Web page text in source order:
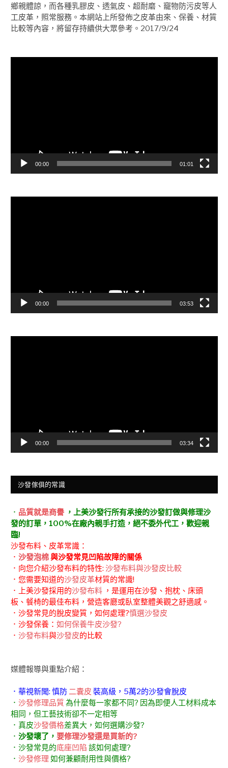
鄉親體諒，而各種乳膠皮、透氣皮、超耐磨、竉物防污皮等人
工皮革，照常服務。本網站上所發佈之皮革由來、保養、材質
比較等內容，將留存持續供大眾參考。2017/9/24
00:00 01:01
00:00 03:53
00:00 03:34
沙發傢俱的常識
． 品質就是商譽 ，上美沙發行所有承接的沙發訂做與修理沙
發的訂單，100%在廠內親手打造，絕不委外代工，歡迎親
臨!
沙發布料、皮革常識：
． 沙發泡棉與沙發常見凹陷故障的關係
．向您介紹沙發布料的特性: 沙發布料與沙發皮比較
．您需要知道的沙發皮革材質的常識!
．上美沙發採用的沙發布料 ，是運用在沙發、抱枕、床頭
板、餐椅的最佳布料，營造客廳或臥室整體美觀之舒適感。
．沙發常見的脫皮變質，如何處理?慎選沙發皮
．沙發保養： 如何保養牛皮沙發?
． 沙發布料與沙發皮的比較
媒體報導與重點介紹：
．華視新聞: 慎防二囊皮 裝高級，5萬2的沙發會脫皮
． 沙發修理品質為什麼每一家都不同? 因為即便人工材料成本
相同，但工藝技術卻不一定相等
．真皮沙發價格差異大，如何選購沙發?
． 沙發壞了， 要修理沙發還是買新的?
．沙發常見的底座凹陷 該如何處理?
． 沙發修理 如何兼顧耐用性與價格?